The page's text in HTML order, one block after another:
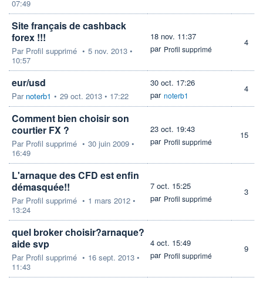
07:49
Site français de cashback
forex !!!
Par Profil supprimé • 5 nov. 2013 •
10:57
18 nov. 11:37
par Profil supprimé
4
eur/usd
Par noterb1 • 29 oct. 2013 • 17:22
30 oct. 17:26
par noterb1
4
Comment bien choisir son
courtier FX ?
Par Profil supprimé • 30 juin 2009 •
16:49
23 oct. 19:43
par Profil supprimé
15
L'arnaque des CFD est enfin
démasquée!!
Par Profil supprimé • 1 mars 2012 •
13:24
7 oct. 15:25
par Profil supprimé
3
quel broker choisir?arnaque?
aide svp
Par Profil supprimé • 16 sept. 2013 •
11:43
4 oct. 15:49
par Profil supprimé
9